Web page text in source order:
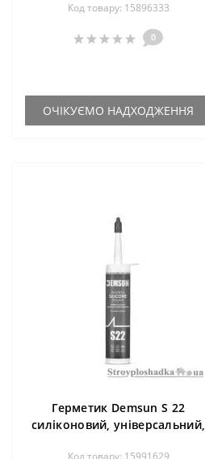
Код товару: 15896333
0
ОЧІКУЄМО НАДХОДЖЕННЯ
Герметик Demsun S 22
силіконовий, універсальний,